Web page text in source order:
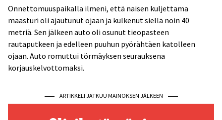
Onnettomuuspaikalla ilmeni, että naisen kuljettama
maasturi oli ajautunut ojaan ja kulkenut siellä noin 40
metriä. Sen jälkeen auto oli osunut tieopasteen
rautaputkeen ja edelleen puuhun pyörähtäen katolleen
ojaan. Auto romuttui törmäyksen seurauksena
korjauskelvottomaksi.
ARTIKKELI JATKUU MAINOKSEN JÄLKEEN